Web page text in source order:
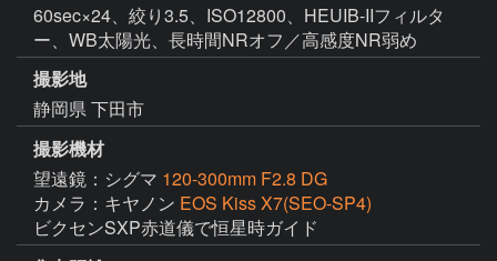
60sec×24、絞り3.5、ISO12800、HEUIB-IIフィルタ
ー、WB太陽光、長時間NRオフ／高感度NR弱め
撮影地
静岡県 下田市
撮影機材
望遠鏡：シグマ 120-300mm F2.8 DG
カメラ：キヤノン EOS Kiss X7(SEO-SP4)
ビクセンSXP赤道儀で恒星時ガイド